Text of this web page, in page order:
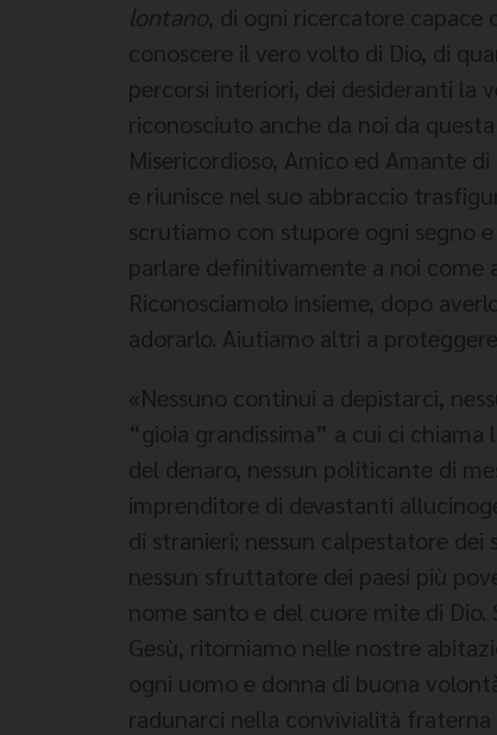
lontano, di ogni ricercatore capace
conoscere il vero volto di Dio, di
percorsi interiori, dei desideranti la
riconosciuto anche da noi da
Misericordioso, Amico ed Amante
e riunisce nel suo abbraccio
scrutiamo con stupore ogni segno
parlare definitivamente a noi come
Riconosciamolo insieme, dopo
adorarlo. Aiutiamo altri a
«Nessuno continui a depistarci,
“gioia grandissima” a cui ci
del denaro, nessun politicante di
imprenditore di devastanti
di stranieri; nessun calpestatore
nessun sfruttatore dei paesi più
nome santo e del cuore mite di
Gesù, ritorniamo nelle nostre
ogni uomo e donna di buona
radunarci nella convivialità